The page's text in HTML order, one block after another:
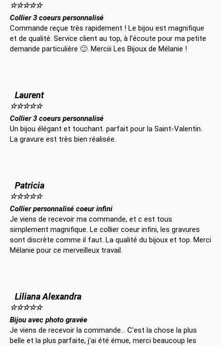
☆☆☆☆☆
Collier 3 coeurs personnalisé
Commande reçue très rapidement ! Le bijou est magnifique
et de qualité. Service client au top, à l’écoute pour ma petite
demande particulière 🙂. Merciii Les Bijoux de Mélanie !
Laurent
☆☆☆☆☆
Collier 3 coeurs personnalisé
Un bijou élégant et touchant. parfait pour la Saint-Valentin.
La gravure est très bien réalisée.
Patricia
☆☆☆☆☆
Collier personnalisé coeur infini
Je viens de recevoir ma commande, et c est tous
simplement magnifique. Le collier coeur infini, les gravures
sont discrète comme il faut. La qualité du bijoux et top. Merci
Mélanie pour ce merveilleux travail.
Liliana Alexandra
☆☆☆☆☆
Bijou avec photo gravée
Je viens de recevoir la commande... C'est la chose la plus
belle et la plus parfaite, j'ai été émue, merci beaucoup les